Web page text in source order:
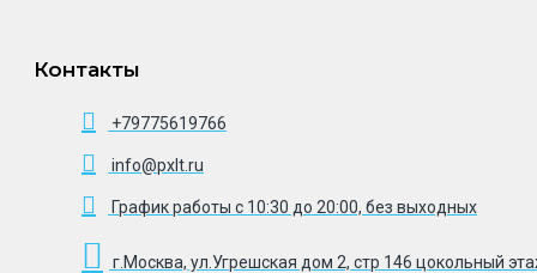
Контакты
+79775619766
info@pxlt.ru
График работы с 10:30 до 20:00, без выходных
г.Москва, ул.Угрешская дом 2, стр 146 цокольный